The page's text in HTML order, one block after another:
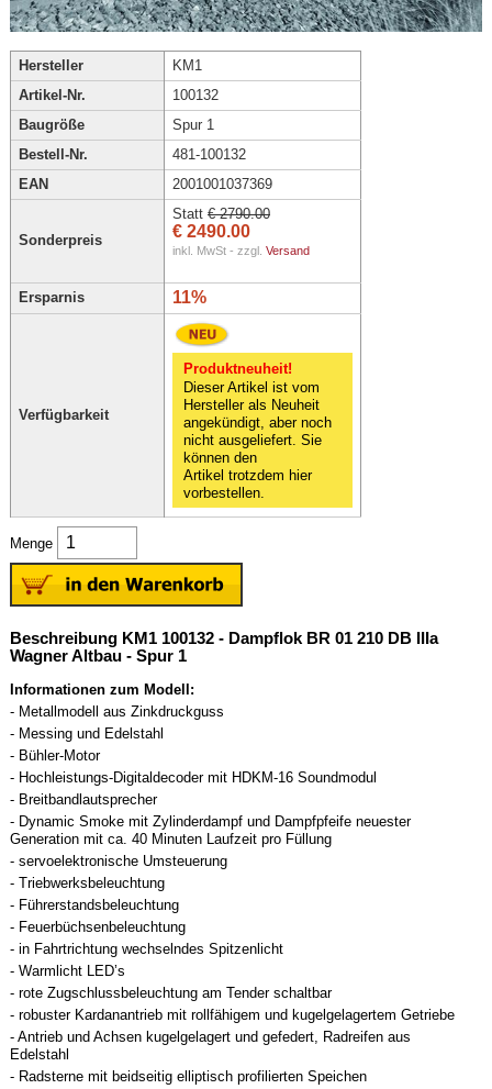
Hersteller
KM1
Artikel-Nr.
100132
Baugröße
Spur 1
Bestell-Nr.
481-100132
EAN
2001001037369
Sonderpreis
Statt € 2790.00
€ 2490.00
inkl. MwSt - zzgl. Versand
Ersparnis 11%
Verfügbarkeit
Produktneuheit!
Dieser Artikel ist vom
Hersteller als Neuheit
angekündigt, aber noch
nicht ausgeliefert. Sie
können den
Artikel trotzdem hier
vorbestellen.
Menge
Beschreibung KM1 100132 - Dampflok BR 01 210 DB IIIa
Wagner Altbau - Spur 1
Informationen zum Modell:
- Metallmodell aus Zinkdruckguss
- Messing und Edelstahl
- Bühler-Motor
- Hochleistungs-Digitaldecoder mit HDKM-16 Soundmodul
- Breitbandlautsprecher
- Dynamic Smoke mit Zylinderdampf und Dampfpfeife neuester
Generation mit ca. 40 Minuten Laufzeit pro Füllung
- servoelektronische Umsteuerung
- Triebwerksbeleuchtung
- Führerstandsbeleuchtung
- Feuerbüchsenbeleuchtung
- in Fahrtrichtung wechselndes Spitzenlicht
- Warmlicht LED’s
- rote Zugschlussbeleuchtung am Tender schaltbar
- robuster Kardanantrieb mit rollfähigem und kugelgelagertem Getriebe
- Antrieb und Achsen kugelgelagert und gefedert, Radreifen aus
Edelstahl
- Radsterne mit beidseitig elliptisch profilierten Speichen